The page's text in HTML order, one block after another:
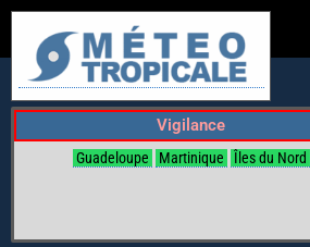
Vigilance
Guadeloupe Martinique Îles du Nord